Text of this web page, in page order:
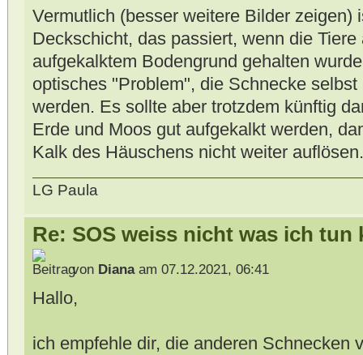
Vermutlich (besser weitere Bilder zeigen)
Deckschicht, das passiert, wenn die
aufgekalktem Bodengrund gehalten
optisches "Problem", die Schnecke
werden. Es sollte aber trotzdem künftig
Erde und Moos gut aufgekalkt werden,
Kalk des Häuschens nicht weiter auflösen.
LG Paula
Re: SOS weiss nicht was ich tun
von Dianaam 07.12.2021, 06:41
Hallo,
ich empfehle dir, die anderen Schnecken